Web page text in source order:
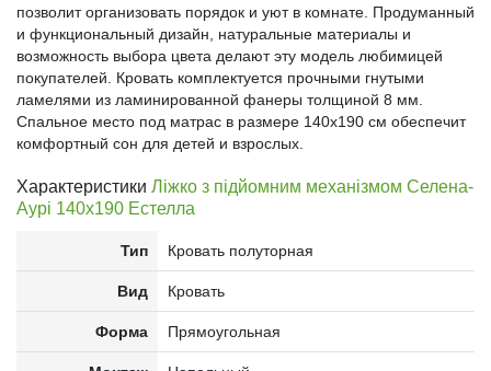
позволит организовать порядок и уют в комнате. Продуманный
и функциональный дизайн, натуральные материалы и
возможность выбора цвета делают эту модель любимицей
покупателей. Кровать комплектуется прочными гнутыми
ламелями из ламинированной фанеры толщиной 8 мм.
Спальное место под матрас в размере 140х190 см обеспечит
комфортный сон для детей и взрослых.
Характеристики Ліжко з підйомним механізмом Селена-
Аурі 140x190 Естелла
Тип Кровать полуторная
Вид Кровать
Форма Прямоугольная